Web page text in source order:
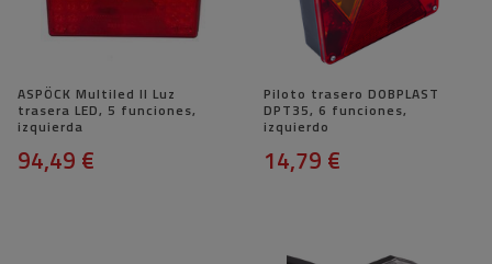
ASPÖCK Multiled II Luz
trasera LED, 5 funciones,
izquierda
94,49 €
Piloto trasero DOBPLAST
DPT35, 6 funciones,
izquierdo
14,79 €